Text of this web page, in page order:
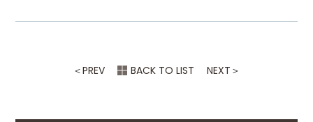
＜PREV BACK TO LIST NEXT ＞